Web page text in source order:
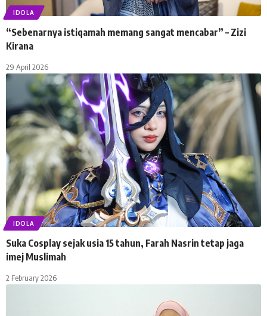
IDOLA
“Sebenarnya istiqamah memang sangat mencabar” – Zizi
Kirana
29 April 2026
IDOLA
Suka Cosplay sejak usia 15 tahun, Farah Nasrin tetap jaga
imej Muslimah
2 February 2026